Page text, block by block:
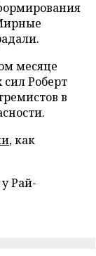
месяце
Роберт
в
, как
у Рай-